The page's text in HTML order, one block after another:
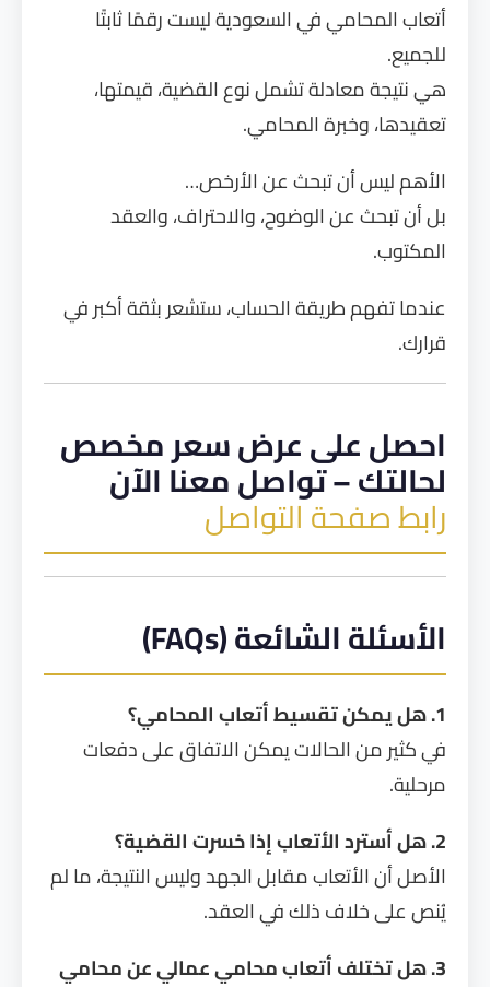
أتعاب المحامي في السعودية ليست رقمًا ثابتًا
للجميع.
هي نتيجة معادلة تشمل نوع القضية، قيمتها،
تعقيدها، وخبرة المحامي.
الأهم ليس أن تبحث عن الأرخص…
بل أن تبحث عن الوضوح، والاحتراف، والعقد
المكتوب.
عندما تفهم طريقة الحساب، ستشعر بثقة أكبر في
قرارك.
احصل على عرض سعر مخصص
لحالتك – تواصل معنا الآن
رابط صفحة التواصل
الأسئلة الشائعة (FAQs)
1. هل يمكن تقسيط أتعاب المحامي؟
في كثير من الحالات يمكن الاتفاق على دفعات
مرحلية.
2. هل أسترد الأتعاب إذا خسرت القضية؟
الأصل أن الأتعاب مقابل الجهد وليس النتيجة، ما لم
يُنص على خلاف ذلك في العقد.
3. هل تختلف أتعاب محامي عمالي عن محامي